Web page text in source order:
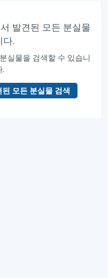
발견된 모든 분실물
다.
실물을 검색할 수 있습니
.
모든 분실물 검색